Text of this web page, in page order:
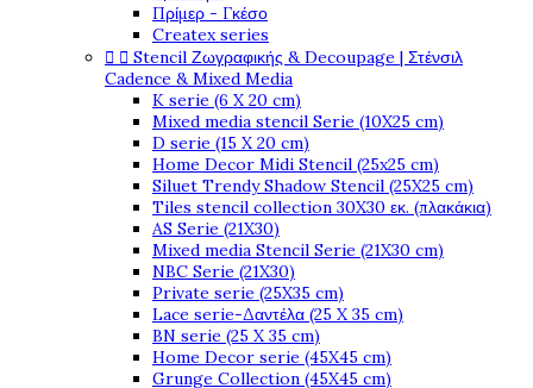
Πρίμερ - Γκέσο
Createx series
  Stencil Ζωγραφικής & Decoupage | Στένσιλ
Cadence & Mixed Media
K serie (6 X 20 cm)
Mixed media stencil Serie (10X25 cm)
D serie (15 X 20 cm)
Home Decor Midi Stencil (25x25 cm)
Siluet Trendy Shadow Stencil (25X25 cm)
Tiles stencil collection 30X30 εκ. (πλακάκια)
AS Serie (21X30)
Mixed media Stencil Serie (21X30 cm)
NBC Serie (21X30)
Private serie (25X35 cm)
Lace serie-Δαντέλα (25 X 35 cm)
BN serie (25 X 35 cm)
Home Decor serie (45X45 cm)
Grunge Collection (45X45 cm)